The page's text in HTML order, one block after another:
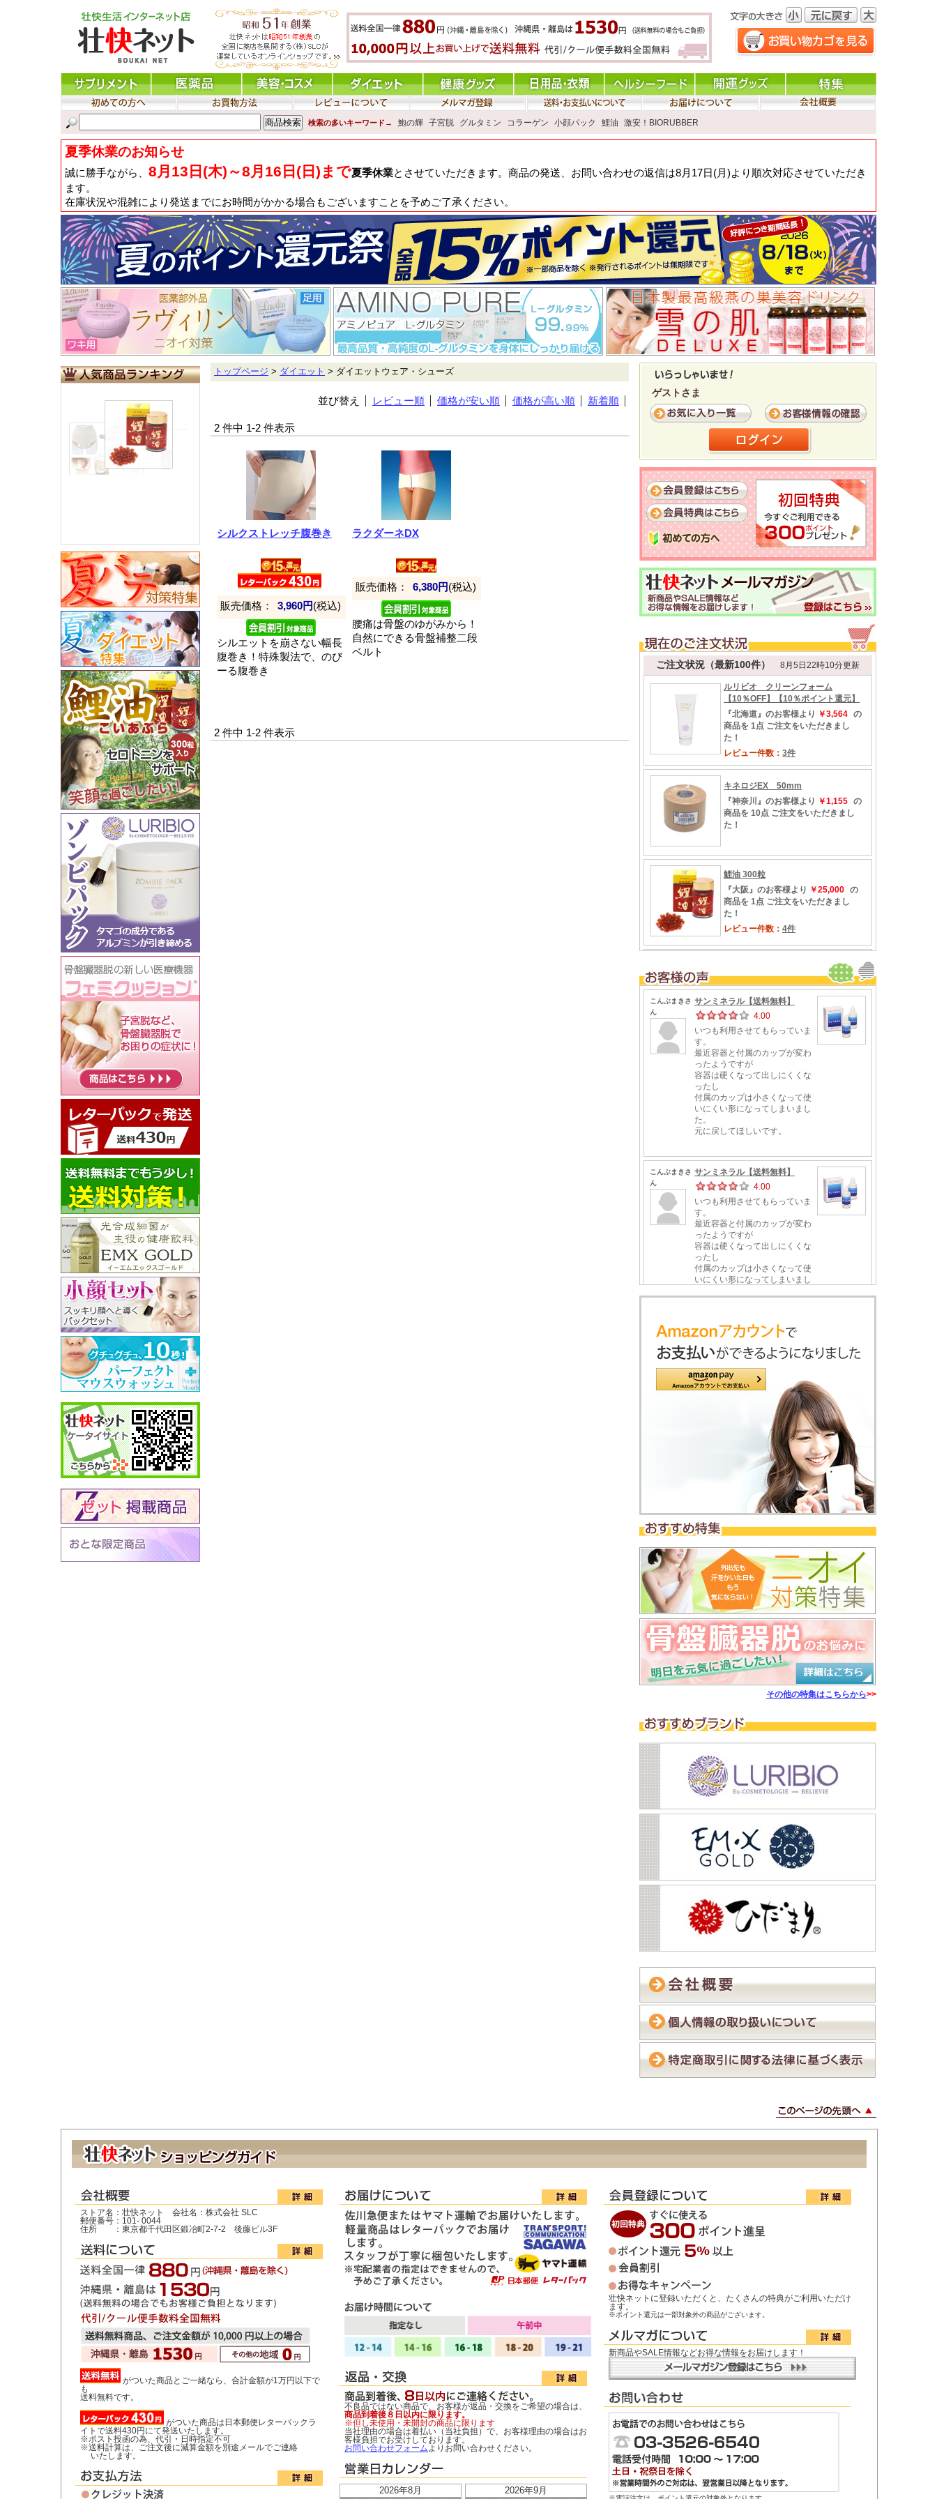
検索の多いキーワード→ 鮑の輝 子宮脱 グルタミン コラーゲン 小顔パック 鯉油 激安！BIORUBBER
夏季休業のお知らせ
誠に勝手ながら、 8月13日(木)～8月16日(日)まで夏季休業とさせていただきます。商品の発送、お問い合わせの返信は8月17日(月)より順次対応させていただき
ます。
在庫状況や混雑により発送までにお時間がかかる場合もございますことを予めご了承ください。
トップページ > ダイエット > ダイエットウェア・シューズ
並び替え レビュー順 価格が安い順 価格が高い順 新着順
2 件中 1-2 件表示
シルクストレッチ腹巻き
販売価格： 3,960円(税込)
シルエットを崩さない幅長
腹巻き！特殊製法で、のび
ーる腹巻き
ラクダーネDX
販売価格： 6,380円(税込)
腰痛は骨盤のゆがみから！
自然にできる骨盤補整二段
ベルト
2 件中 1-2 件表示
ゲストさま
その他の特集はこちらから>>
ストア名：壮快ネット 会社名：株式会社 SLC
郵便番号：101- 0044
住所 ：東京都千代田区鍛冶町2-7-2 後藤ビル3F
がついた商品とご一緒なら、合計金額が1万円以下で
も
送料無料です。
がついた商品は日本郵便レターパックラ
イトで送料430円にて発送いたします。
※ポスト投函の為、代引・日時指定不可
※送料計算は、ご注文後に減算金額を別途メールでご連絡
いたします。
不良品ではない商品で、お客様が返品・交換をご希望の場合は、
商品到着後８日以内に限ります。
※但し未使用・未開封の商品に限ります
当社理由の場合は着払い（当社負担）で、お客様理由の場合はお
客様負担でお受けしております。
お問い合わせフォームよりお問い合わせください。
壮快ネットに登録いただくと、たくさんの特典がご利用いただけ
ます。
※ポイント還元は一部対象外の商品がございます。
新商品やSALE情報などお得な情報をお届けします！